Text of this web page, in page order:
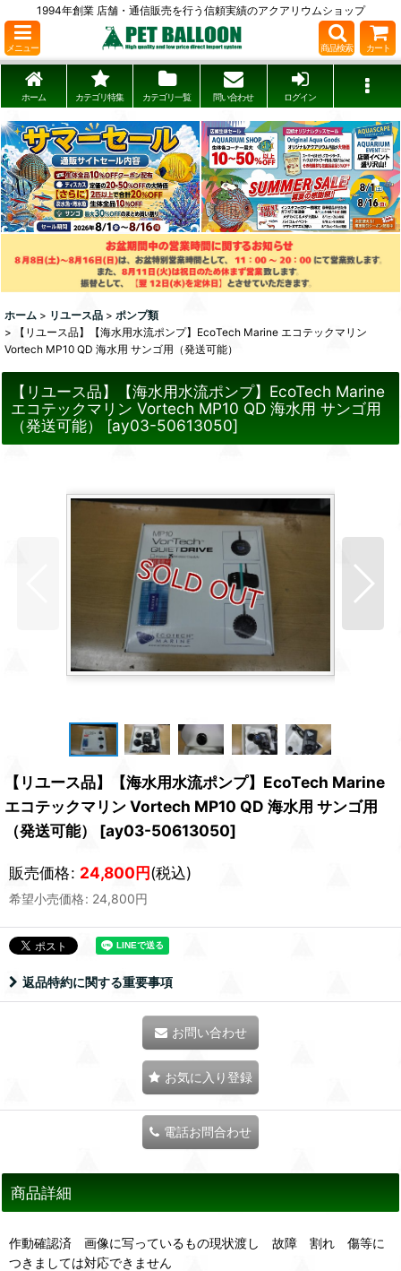
1994年創業 店舗・通信販売を行う信頼実績のアクアリウムショップ
メニュー 商品検索 カート
ホーム カテゴリ特集 カテゴリ一覧 問い合わせ ログイン
ホーム > リユース品 > ポンプ類
>
【リユース品】【海水用水流ポンプ】EcoTech Marine エコテックマリン
Vortech MP10 QD 海水用 サンゴ用（発送可能）
【リユース品】【海水用水流ポンプ】EcoTech Marine
エコテックマリン Vortech MP10 QD 海水用 サンゴ用
（発送可能）
[ay03-50613050]
【リユース品】【海水用水流ポンプ】EcoTech Marine
エコテックマリン Vortech MP10 QD 海水用 サンゴ用
（発送可能）
[ay03-50613050]
販売価格: 24,800円(税込)
希望小売価格: 24,800円
返品特約に関する重要事項
お問い合わせ
お気に入り登録
電話お問合わせ
商品詳細
作動確認済 画像に写っているもの現状渡し 故障 割れ 傷等に
つきましては対応できません